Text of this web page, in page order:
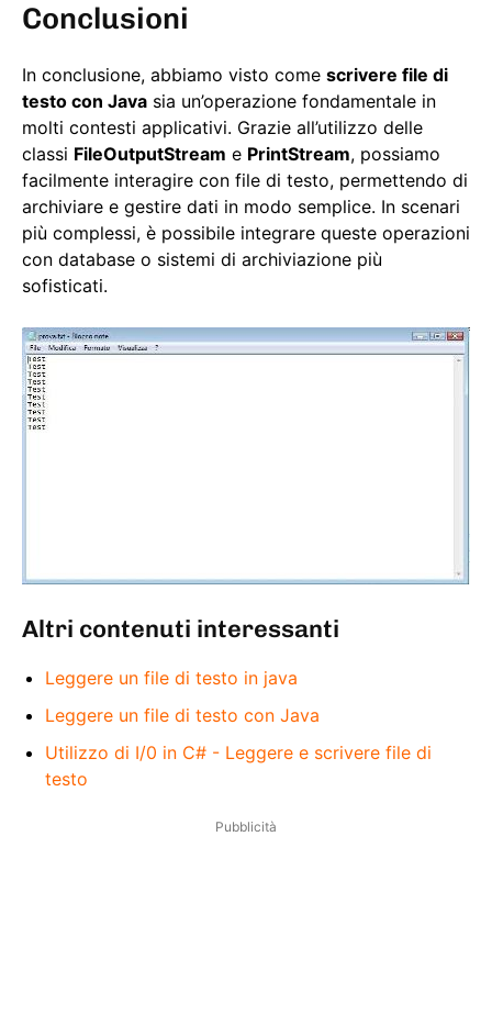
Conclusioni
In conclusione, abbiamo visto come scrivere file di
testo con Java sia un’operazione fondamentale in
molti contesti applicativi. Grazie all’utilizzo delle
classi FileOutputStream e PrintStream, possiamo
facilmente interagire con file di testo, permettendo di
archiviare e gestire dati in modo semplice. In scenari
più complessi, è possibile integrare queste operazioni
con database o sistemi di archiviazione più
sofisticati.
Altri contenuti interessanti
Leggere un file di testo in java
Leggere un file di testo con Java
Utilizzo di I/0 in C# - Leggere e scrivere file di
testo
Pubblicità